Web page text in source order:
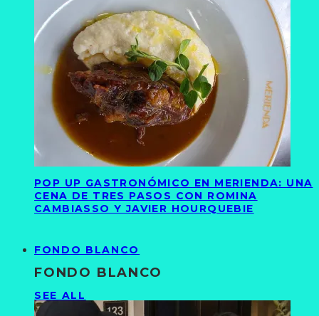
POP UP GASTRONÓMICO EN MERIENDA: UNA
CENA DE TRES PASOS CON ROMINA
CAMBIASSO Y JAVIER HOURQUEBIE
FONDO BLANCO
FONDO BLANCO
SEE ALL